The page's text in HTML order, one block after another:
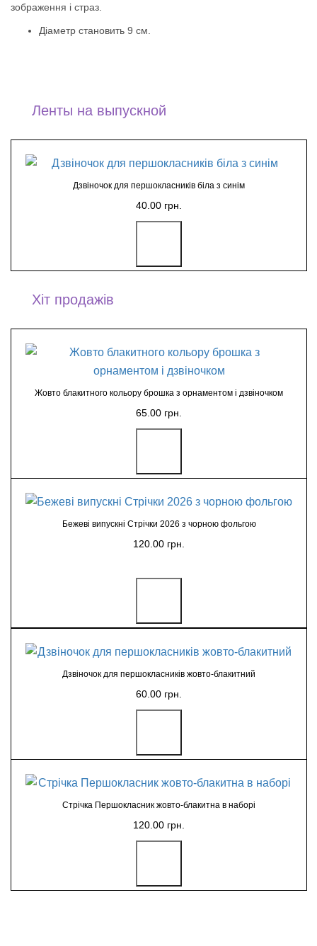
зображення і страз.
Діаметр становить 9 см.
Ленты на выпускной
Дзвіночок для першокласників біла з синім
40.00 грн.
Хіт продажів
Жовто блакитного кольору брошка з орнаментом і дзвіночком
65.00 грн.
Бежеві випускні Стрічки 2026 з чорною фольгою
120.00 грн.
Дзвіночок для першокласників жовто-блакитний
60.00 грн.
Стрічка Першокласник жовто-блакитна в наборі
120.00 грн.